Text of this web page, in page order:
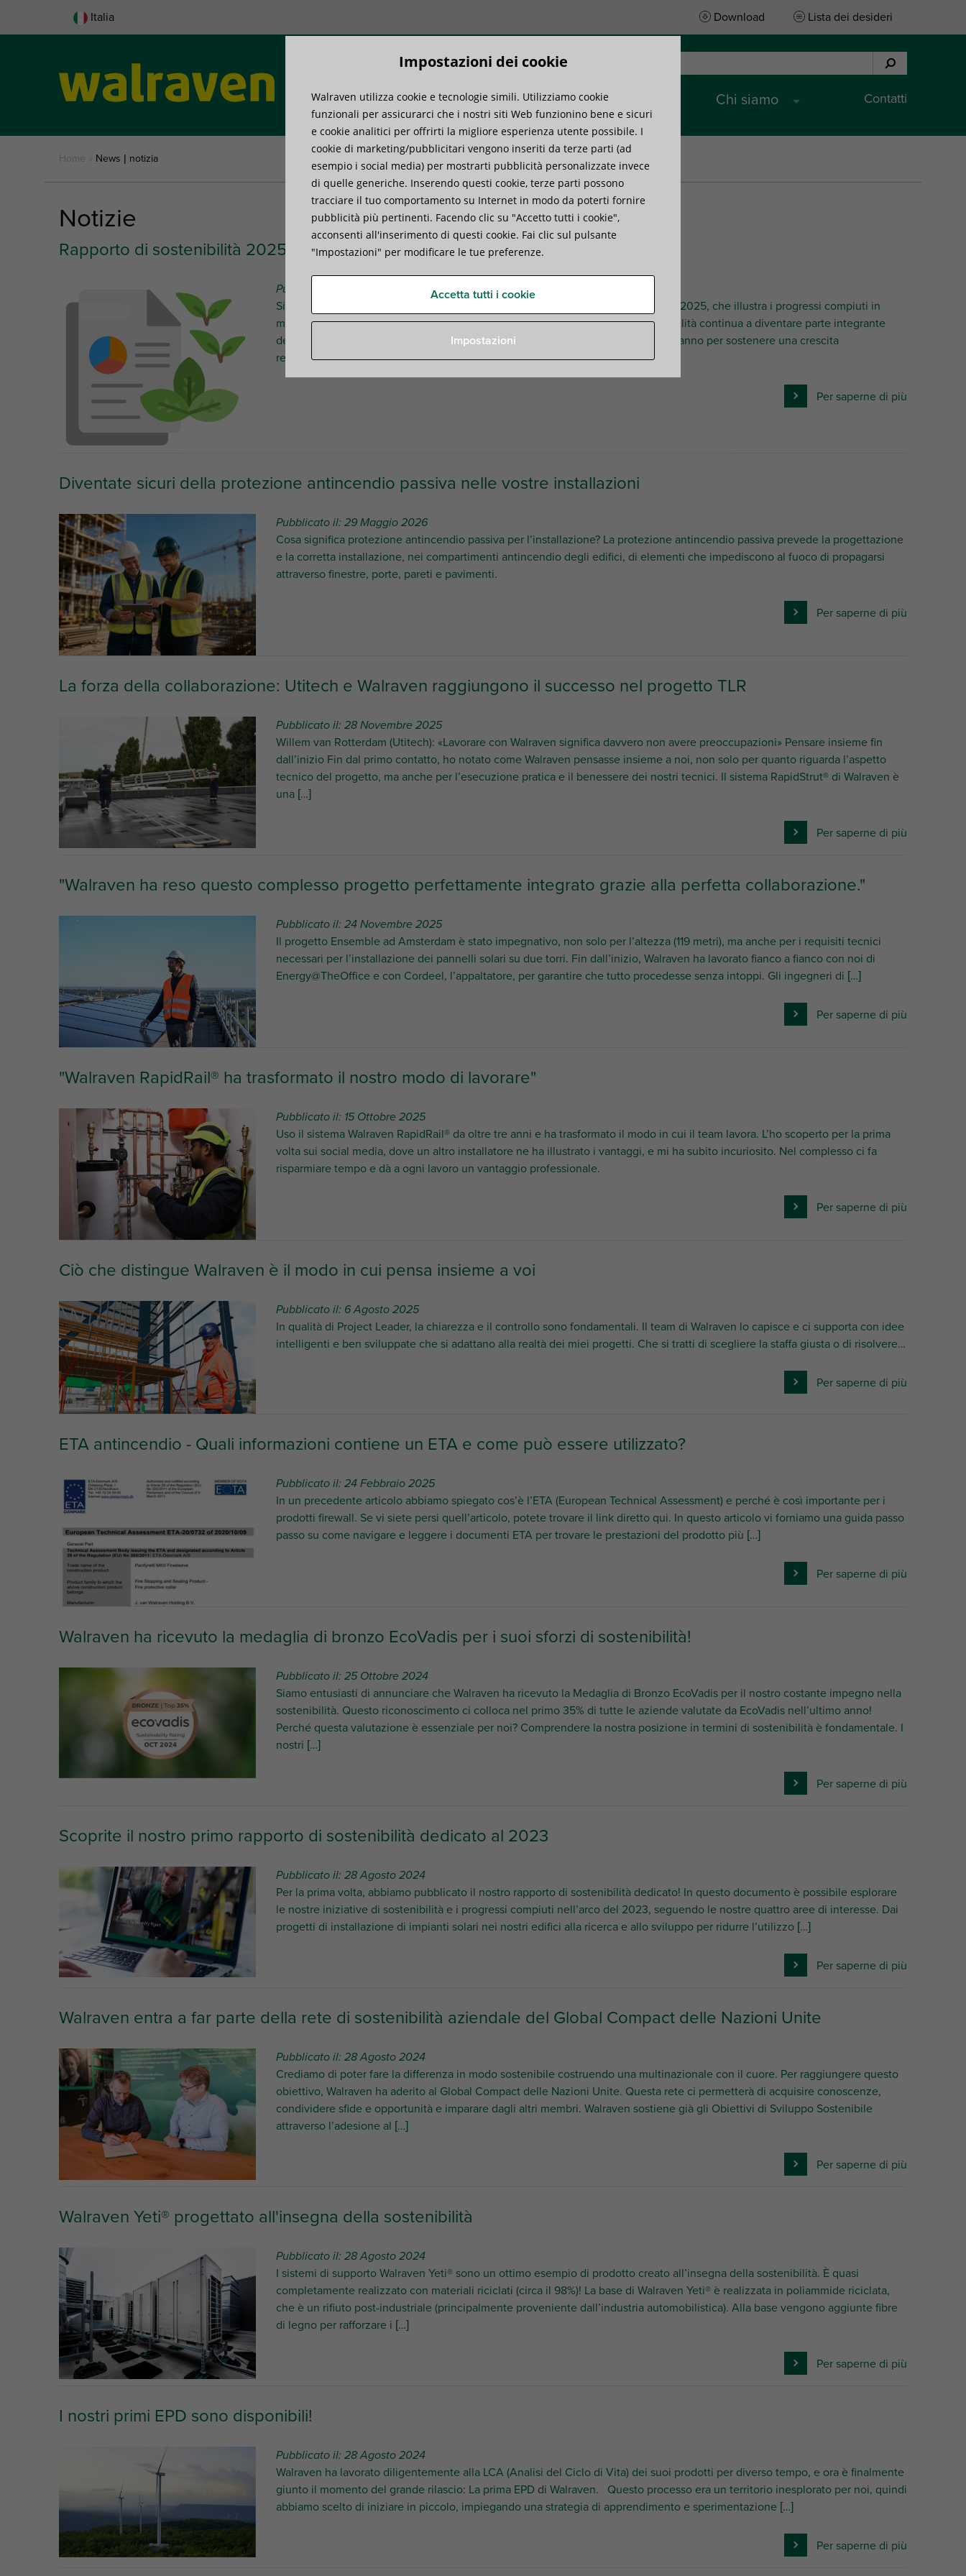
Italia Download Lista dei desideri
Prodotti Know-how Servizi Chi siamo Contatti
Home News | notizia
Notizie
Rapporto di sostenibilità 2025 - Punti salienti
Pubblicato il: 11 Giugno 2026
Siamo lieti di annunciare la pubblicazione del Rapporto di sostenibilità Walraven 2025, che illustra i progressi compiuti in
materia di prodotti, risorse umane e operazioni, in un momento in cui la sostenibilità continua a diventare parte integrante
della nostra attività. Il rapporto mette in evidenza le azioni intraprese nell’ultimo anno per sostenere una crescita
responsabile, […]
Per saperne di più
Diventate sicuri della protezione antincendio passiva nelle vostre installazioni
Pubblicato il: 29 Maggio 2026
Cosa significa protezione antincendio passiva per l’installazione? La protezione antincendio passiva prevede la progettazione
e la corretta installazione, nei compartimenti antincendio degli edifici, di elementi che impediscono al fuoco di propagarsi
attraverso finestre, porte, pareti e pavimenti.
Per saperne di più
La forza della collaborazione: Utitech e Walraven raggiungono il successo nel progetto TLR
Pubblicato il: 28 Novembre 2025
Willem van Rotterdam (Utitech): «Lavorare con Walraven significa davvero non avere preoccupazioni» Pensare insieme fin
dall’inizio Fin dal primo contatto, ho notato come Walraven pensasse insieme a noi, non solo per quanto riguarda l’aspetto
tecnico del progetto, ma anche per l’esecuzione pratica e il benessere dei nostri tecnici. Il sistema RapidStrut® di Walraven è
una […]
Per saperne di più
"Walraven ha reso questo complesso progetto perfettamente integrato grazie alla perfetta collaborazione."
Pubblicato il: 24 Novembre 2025
Il progetto Ensemble ad Amsterdam è stato impegnativo, non solo per l’altezza (119 metri), ma anche per i requisiti tecnici
necessari per l’installazione dei pannelli solari su due torri. Fin dall’inizio, Walraven ha lavorato fianco a fianco con noi di
Energy@TheOffice e con Cordeel, l’appaltatore, per garantire che tutto procedesse senza intoppi. Gli ingegneri di […]
Per saperne di più
"Walraven RapidRail® ha trasformato il nostro modo di lavorare"
Pubblicato il: 15 Ottobre 2025
Uso il sistema Walraven RapidRail® da oltre tre anni e ha trasformato il modo in cui il team lavora. L’ho scoperto per la prima
volta sui social media, dove un altro installatore ne ha illustrato i vantaggi, e mi ha subito incuriosito. Nel complesso ci fa
risparmiare tempo e dà a ogni lavoro un vantaggio professionale.
Per saperne di più
Ciò che distingue Walraven è il modo in cui pensa insieme a voi
Pubblicato il: 6 Agosto 2025
In qualità di Project Leader, la chiarezza e il controllo sono fondamentali. Il team di Walraven lo capisce e ci supporta con idee
intelligenti e ben sviluppate che si adattano alla realtà dei miei progetti. Che si tratti di scegliere la staffa giusta o di risolvere…
Per saperne di più
ETA antincendio - Quali informazioni contiene un ETA e come può essere utilizzato?
Pubblicato il: 24 Febbraio 2025
In un precedente articolo abbiamo spiegato cos’è l’ETA (European Technical Assessment) e perché è così importante per i
prodotti firewall. Se vi siete persi quell’articolo, potete trovare il link diretto qui. In questo articolo vi forniamo una guida passo
passo su come navigare e leggere i documenti ETA per trovare le prestazioni del prodotto più […]
Per saperne di più
Walraven ha ricevuto la medaglia di bronzo EcoVadis per i suoi sforzi di sostenibilità!
Pubblicato il: 25 Ottobre 2024
Siamo entusiasti di annunciare che Walraven ha ricevuto la Medaglia di Bronzo EcoVadis per il nostro costante impegno nella
sostenibilità. Questo riconoscimento ci colloca nel primo 35% di tutte le aziende valutate da EcoVadis nell’ultimo anno!
Perché questa valutazione è essenziale per noi? Comprendere la nostra posizione in termini di sostenibilità è fondamentale. I
nostri […]
Per saperne di più
Scoprite il nostro primo rapporto di sostenibilità dedicato al 2023
Pubblicato il: 28 Agosto 2024
Per la prima volta, abbiamo pubblicato il nostro rapporto di sostenibilità dedicato! In questo documento è possibile esplorare
le nostre iniziative di sostenibilità e i progressi compiuti nell’arco del 2023, seguendo le nostre quattro aree di interesse. Dai
progetti di installazione di impianti solari nei nostri edifici alla ricerca e allo sviluppo per ridurre l’utilizzo […]
Per saperne di più
Walraven entra a far parte della rete di sostenibilità aziendale del Global Compact delle Nazioni Unite
Pubblicato il: 28 Agosto 2024
Crediamo di poter fare la differenza in modo sostenibile costruendo una multinazionale con il cuore. Per raggiungere questo
obiettivo, Walraven ha aderito al Global Compact delle Nazioni Unite. Questa rete ci permetterà di acquisire conoscenze,
condividere sfide e opportunità e imparare dagli altri membri. Walraven sostiene già gli Obiettivi di Sviluppo Sostenibile
attraverso l’adesione al […]
Per saperne di più
Walraven Yeti® progettato all'insegna della sostenibilità
Pubblicato il: 28 Agosto 2024
I sistemi di supporto Walraven Yeti® sono un ottimo esempio di prodotto creato all’insegna della sostenibilità. È quasi
completamente realizzato con materiali riciclati (circa il 98%)! La base di Walraven Yeti® è realizzata in poliammide riciclata,
che è un rifiuto post-industriale (principalmente proveniente dall’industria automobilistica). Alla base vengono aggiunte fibre
di legno per rafforzare i […]
Per saperne di più
I nostri primi EPD sono disponibili!
Pubblicato il: 28 Agosto 2024
Walraven ha lavorato diligentemente alla LCA (Analisi del Ciclo di Vita) dei suoi prodotti per diverso tempo, e ora è finalmente
giunto il momento del grande rilascio: La prima EPD di Walraven. Questo processo era un territorio inesplorato per noi, quindi
abbiamo scelto di iniziare in piccolo, impiegando una strategia di apprendimento e sperimentazione […]
Per saperne di più
Impostazioni dei cookie
Walraven utilizza cookie e tecnologie simili. Utilizziamo cookie
funzionali per assicurarci che i nostri siti Web funzionino bene e sicuri
e cookie analitici per offrirti la migliore esperienza utente possibile. I
cookie di marketing/pubblicitari vengono inseriti da terze parti (ad
esempio i social media) per mostrarti pubblicità personalizzate invece
di quelle generiche. Inserendo questi cookie, terze parti possono
tracciare il tuo comportamento su Internet in modo da poterti fornire
pubblicità più pertinenti. Facendo clic su "Accetto tutti i cookie",
acconsenti all'inserimento di questi cookie. Fai clic sul pulsante
"Impostazioni" per modificare le tue preferenze.
Accetta tutti i cookie
Impostazioni